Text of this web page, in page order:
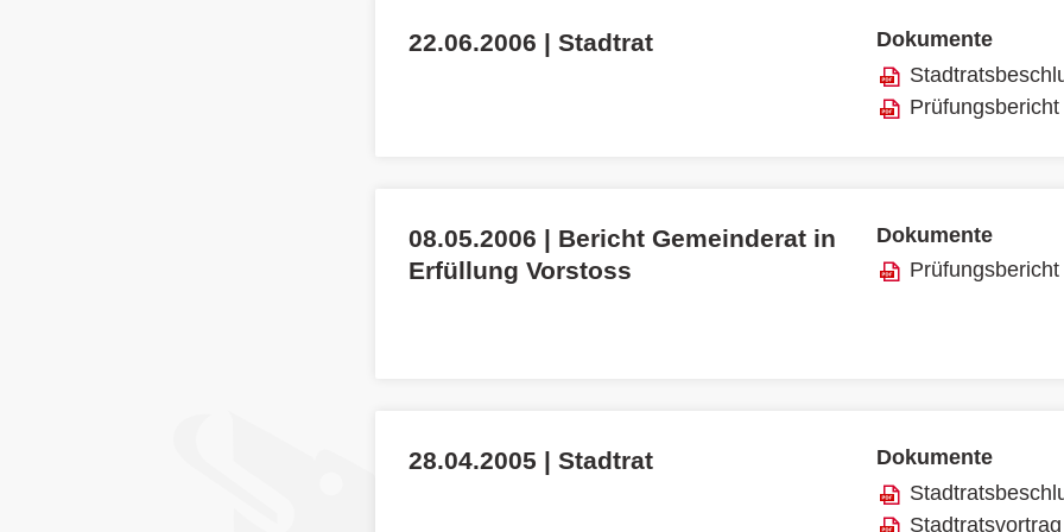
22.06.2006 | Stadtrat
Dokumente
Prüfungsbericht
08.05.2006 | Bericht Gemeinderat in
Erfüllung Vorstoss
Dokumente
Prüfungsbericht
28.04.2005 | Stadtrat
Dokumente
Stadtratsvortrag